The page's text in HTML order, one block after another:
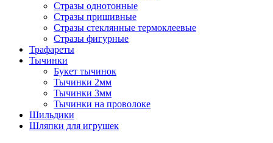
Стразы однотонные
Стразы пришивные
Стразы стеклянные термоклеевые
Стразы фигурные
Трафареты
Тычинки
Букет тычинок
Тычинки 2мм
Тычинки 3мм
Тычинки на проволоке
Шильдики
Шляпки для игрушек